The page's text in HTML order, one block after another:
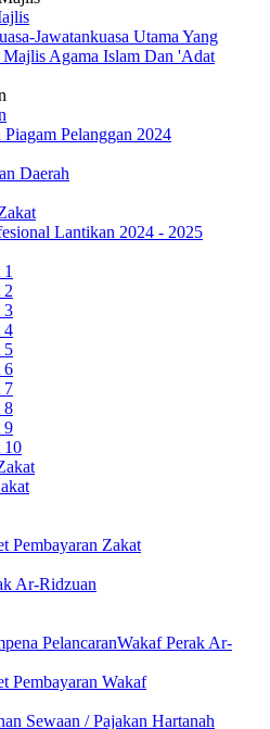
Jawatankuasa Utama Yang
Agama Islam Dan 'Adat
Piagam Pelanggan 2024
Daerah
Lantikan 2024 - 2025
2
3
4
5
6
7
8
9
10
Pembayaran Zakat
Ar-Ridzuan
PelancaranWakaf Perak Ar-
Pembayaran Wakaf
Sewaan / Pajakan Hartanah